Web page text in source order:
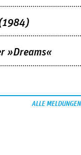
»Dreams«
ALLE MELDUNGEN